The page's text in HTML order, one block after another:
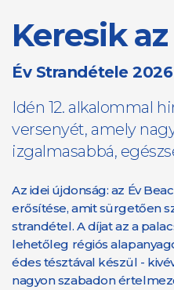
Keresik
Év Strandétele
Idén 12. alkalommal
versenyét, amely
izgalmasabbá,
Az idei újdonság: az Év
erősítése, amit sürgetően
strandétel. A díjat az a
lehetőleg régiós
édes tésztával készül -
nagyon szabadon